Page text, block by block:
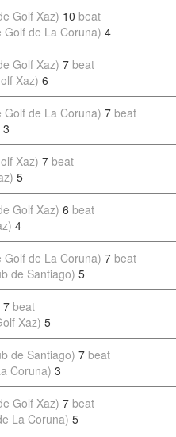
Golf Xaz) 10 beat
Golf de La Coruna) 4
Golf Xaz) 7 beat
Xaz) 6
Golf de La Coruna) 7 beat
3
Xaz) 7 beat
5
Golf Xaz) 6 beat
4
Golf de La Coruna) 7 beat
de Santiago) 5
7 beat
Xaz) 5
de Santiago) 7 beat
Coruna) 3
Golf Xaz) 7 beat
La Coruna) 5